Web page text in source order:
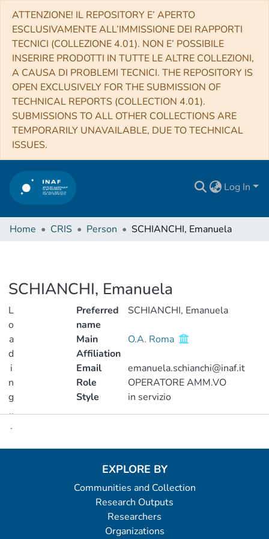
ATTENZIONE! IL REPOSITORY E’ APERTO
ESCLUSIVAMENTE ALL’IMMISSIONE DEI RAPPORTI
TECNICI (COLLEZIONE 4.01). NON E’ POSSIBILE
INSERIRE PRODOTTI IN TUTTE LE ALTRE COLLEZIONI,
A CAUSA DI PROBLEMI TECNICI. THE REPOSITORY IS
OPEN EXCLUSIVELY FOR THE SUBMISSION OF
TECHNICAL REPORTS (COLLECTION 4.01).
SUBMISSIONS TO ALL OTHER COLLECTIONS ARE
TEMPORARILY UNAVAILABLE, DUE TO TECHNICAL
ISSUES.
Log In
Home CRIS Person SCHIANCHI, Emanuela
SCHIANCHI, Emanuela
L
o
a
d
i
n
g
..
.
Loading...
Preferred
name
SCHIANCHI, Emanuela
Main
Affiliation
O.A. Roma
Email
emanuela.schianchi@inaf.it
Role
OPERATORE AMM.VO
Style
in servizio
EXPLORE BY
Communities and Collection
Research Outputs
Researchers
Organizations